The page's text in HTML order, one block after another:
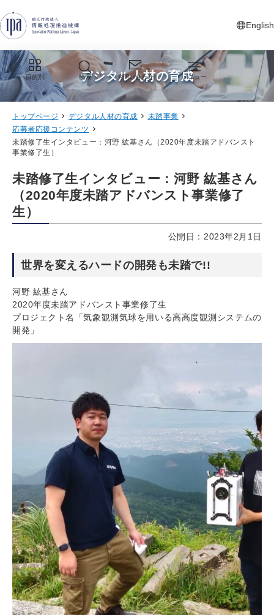
English
新しいタ
目的別 検索 お問い合わせ メニュー
デジタル人材の育成
トップページ デジタル人材の育成
未踏事業
応募者応援コンテンツ
未踏修了生インタビュー：河野 紘基さん（2020年度未踏アドバンスト
事業修了生）
未踏修了生インタビュー：河野 紘基さん
（2020年度未踏アドバンスト事業修了
生）
公開日：2023年2月1日
世界を変えるハードの開発も未踏で!!
河野 紘基さん
2020年度未踏アドバンスト事業修了生
プロジェクト名「気象観測気球を用いる高高度観測システムの
開発」